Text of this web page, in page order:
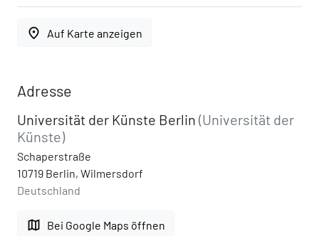
place Auf Karte anzeigen
Adresse
Universität der Künste Berlin (Universität der
Künste)
Schaperstraße
10719 Berlin, Wilmersdorf
Deutschland
map Bei Google Maps öffnen